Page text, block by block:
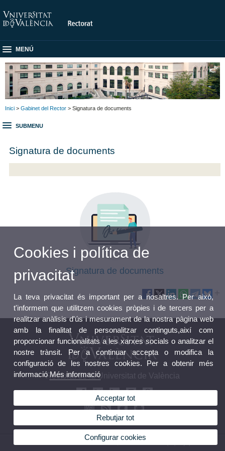
MENÚ
Inici > Gabinet del Rector > Signatura de documents
SUBMENU
Signatura de documents
Signatura de documents
Rectorat de la Universitat de València
© 2026 UV. - Avda. Blasco Ibáñez, 13. 46010 València (Espanya).
Cookies i política de
privacitat
La teva privacitat és important per a nosaltres. Per això,
t'informem que utilitzem cookies pròpies i de tercers per a
realitzar anàlisis d'ús i mesurament de la nostra pàgina web
amb la finalitat de personalitzar continguts,així com
proporcionar funcionalitats a les xarxes socials o analitzar el
nostre trànsit. Per a continuar accepta o modifica la
configuració de les nostres cookies. Per a obtenir més
informacióMés informació
Acceptar tot
Rebutjar tot
Configurar cookies